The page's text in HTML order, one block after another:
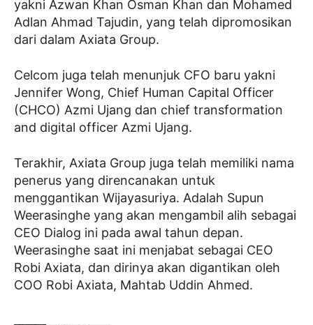
yakni Azwan Khan Osman Khan dan Mohamed
Adlan Ahmad Tajudin, yang telah dipromosikan
dari dalam Axiata Group.
Celcom juga telah menunjuk CFO baru yakni
Jennifer Wong, Chief Human Capital Officer
(CHCO) Azmi Ujang dan chief transformation
and digital officer Azmi Ujang.
Terakhir, Axiata Group juga telah memiliki nama
penerus yang direncanakan untuk
menggantikan Wijayasuriya. Adalah Supun
Weerasinghe yang akan mengambil alih sebagai
CEO Dialog ini pada awal tahun depan.
Weerasinghe saat ini menjabat sebagai CEO
Robi Axiata, dan dirinya akan digantikan oleh
COO Robi Axiata, Mahtab Uddin Ahmed.